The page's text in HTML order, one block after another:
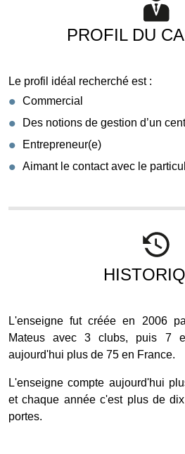
PROFIL DU
Le profil idéal recherché est :
Commercial
Des notions de gestion d’un
Entrepreneur(e)
Aimant le contact avec le
L'enseigne fut créée en 2006
Mateus avec 3 clubs, puis 7
aujourd'hui plus de 75 en France.
L'enseigne compte aujourd'hui
et chaque année c'est plus de
portes.